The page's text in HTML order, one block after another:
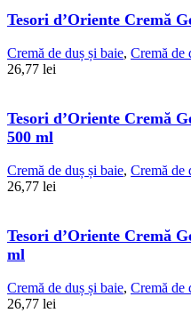
Tesori d’Oriente Cremă
Cremă de duș și baie, Cremă de
26,77 lei
Tesori d’Oriente Cremă
500 ml
Cremă de duș și baie, Cremă de
26,77 lei
Tesori d’Oriente Cremă
ml
Cremă de duș și baie, Cremă de
26,77 lei